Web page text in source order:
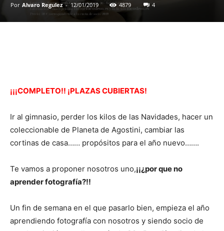
Por Alvaro Regulez - 12/01/2019 4879 4
¡¡¡COMPLETO!! ¡PLAZAS CUBIERTAS!
Ir al gimnasio, perder los kilos de las Navidades, hacer un
coleccionable de Planeta de Agostini, cambiar las
cortinas de casa…… propósitos para el año nuevo…….
Te vamos a proponer nosotros uno,¡¡¿por que no
aprender fotografía?!!
Un fin de semana en el que pasarlo bien, empieza el año
aprendiendo fotografía con nosotros y siendo socio de